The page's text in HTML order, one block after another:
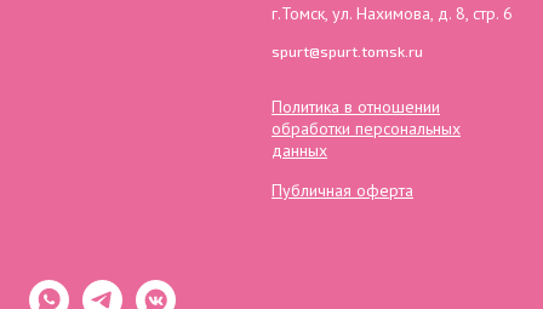
г.Томск, ул. Нахимова, д. 8, стр. 6
spurt@spurt.tomsk.ru
Политика в отношении
обработки персональных
данных
Публичная оферта